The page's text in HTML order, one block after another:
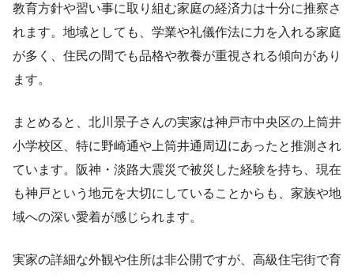
教育方針や習い事に取り組む家庭の経済力は十分に推察さ
れます。地域としても、学業や礼儀作法に力を入れる家庭
が多く、住民の間でも品格や教養が重視される傾向があり
ます。
まとめると、北川景子さんの実家は神戸市中央区の上筒井
小学校区、特に野崎通や上筒井通周辺にあったと推測され
ています。阪神・淡路大震災で被災した経験を持ち、現在
も神戸という地元を大切にしていることからも、家族や地
域への深い愛着が感じられます。
実家の詳細な外観や住所は非公開ですが、高級住宅街で育